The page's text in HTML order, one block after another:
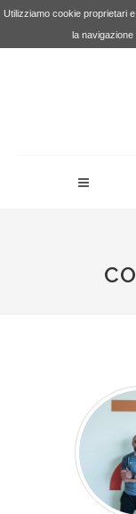
Utilizziamo cookie proprietari
la navigazione